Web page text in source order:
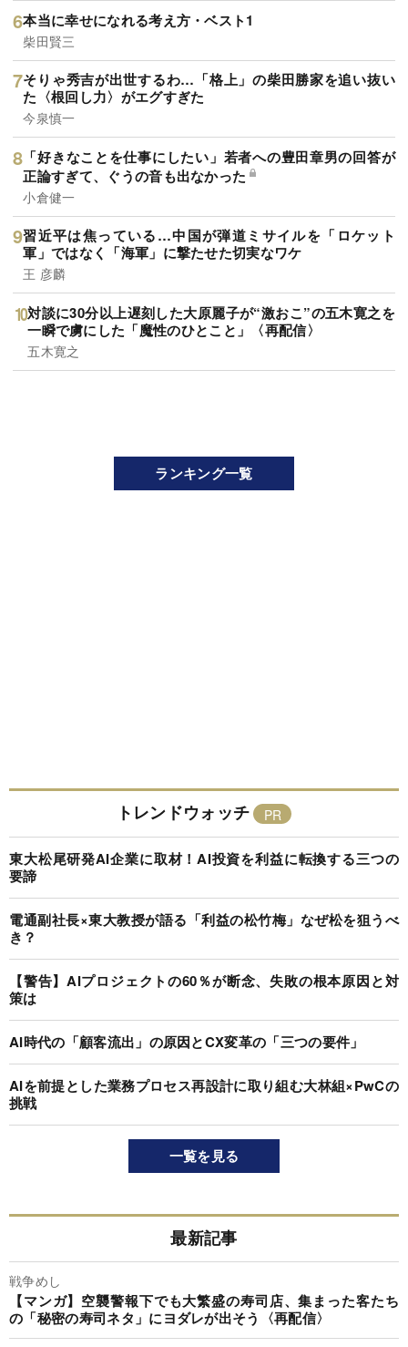
本当に幸せになれる考え方・ベスト1
柴田賢三
そりゃ秀吉が出世するわ…「格上」の柴田勝家を追い抜い
た〈根回し力〉がエグすぎた
今泉慎一
「好きなことを仕事にしたい」若者への豊田章男の回答が
正論すぎて、ぐうの音も出なかった
小倉健一
習近平は焦っている…中国が弾道ミサイルを「ロケット
軍」ではなく「海軍」に撃たせた切実なワケ
王 彦麟
対談に30分以上遅刻した大原麗子が“激おこ”の五木寛之を
一瞬で虜にした「魔性のひとこと」〈再配信〉
五木寛之
ランキング一覧
トレンドウォッチ
東大松尾研発AI企業に取材！AI投資を利益に転換する三つの
要諦
電通副社長×東大教授が語る「利益の松竹梅」なぜ松を狙うべ
き？
【警告】AIプロジェクトの60％が断念、失敗の根本原因と対
策は
AI時代の「顧客流出」の原因とCX変革の「三つの要件」
AIを前提とした業務プロセス再設計に取り組む大林組×PwCの
挑戦
一覧を見る
最新記事
戦争めし
【マンガ】空襲警報下でも大繁盛の寿司店、集まった客たち
の「秘密の寿司ネタ」にヨダレが出そう〈再配信〉